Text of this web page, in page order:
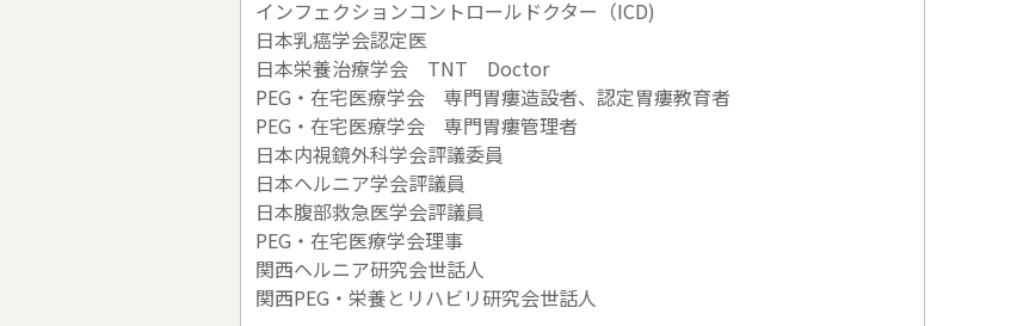
インフェクションコントロールドクター（ICD)
日本乳癌学会認定医
日本栄養治療学会 TNT Doctor
PEG・在宅医療学会 専門胃瘻造設者、認定胃瘻教育者
PEG・在宅医療学会 専門胃瘻管理者
日本内視鏡外科学会評議委員
日本ヘルニア学会評議員
日本腹部救急医学会評議員
PEG・在宅医療学会理事
関西ヘルニア研究会世話人
関西PEG・栄養とリハビリ研究会世話人